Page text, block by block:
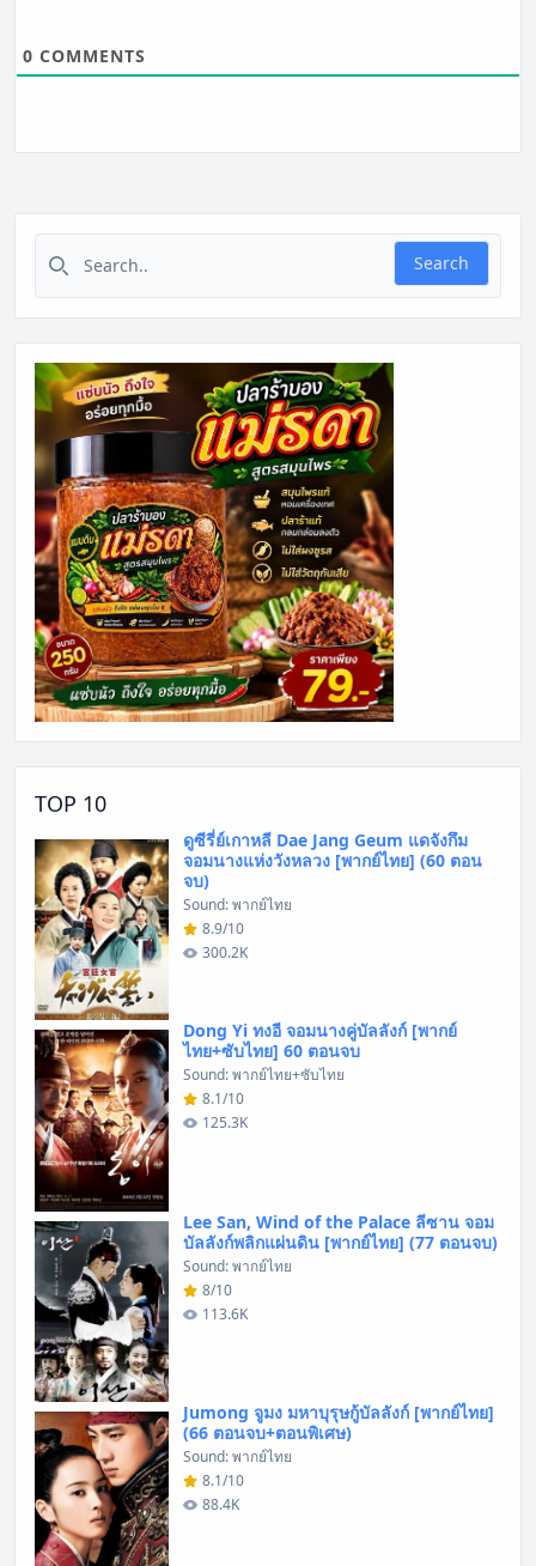
0 COMMENTS
Search for:
Search
TOP 10
ดูซีรี่ย์เกาหลี Dae Jang Geum แดจังกึม
จอมนางแห่งวังหลวง [พากย์ไทย] (60 ตอน
จบ)
Sound: พากย์ไทย
8.9/10
300.2K
Dong Yi ทงอี จอมนางคู่บัลลังก์ [พากย์
ไทย+ซับไทย] 60 ตอนจบ
Sound: พากย์ไทย+ซับไทย
8.1/10
125.3K
Lee San, Wind of the Palace ลีซาน จอม
บัลลังก์พลิกแผ่นดิน [พากย์ไทย] (77 ตอนจบ)
Sound: พากย์ไทย
8/10
113.6K
Jumong จูมง มหาบุรุษกู้บัลลังก์ [พากย์ไทย]
(66 ตอนจบ+ตอนพิเศษ)
Sound: พากย์ไทย
8.1/10
88.4K